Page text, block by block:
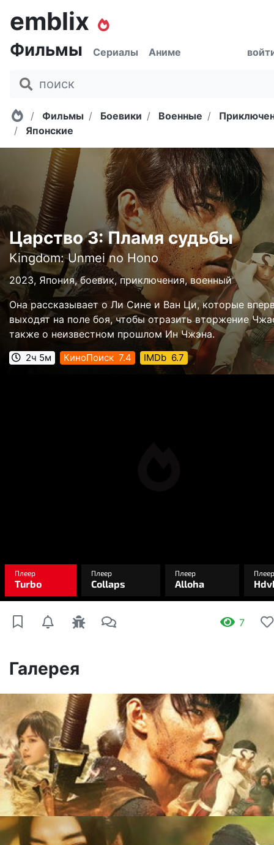
emblix
Фильмы Сериалы Аниме
Главная
Фильмы Боевики Военные
Японские
Царство 3: Пламя судьбы
Kingdom: Unmei no Hono
2023, Япония, боевик, приключения, военный
Она рассказывает о Ли Сине и Ван Ци, которые
выходят на поле боя, чтобы отразить вторжение
также о неизвестном прошлом Ин Чжэна.
2ч 5м КиноПоиск 7.4 IMDb 6.7
7
Галерея